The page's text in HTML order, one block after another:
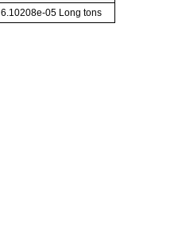
6.10208e-05 Long tons